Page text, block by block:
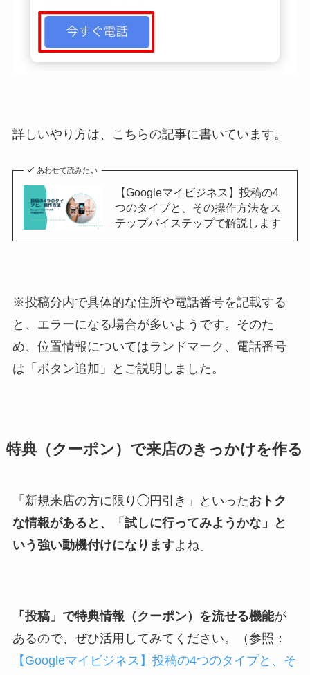
詳しいやり方は、こちらの記事に書いています。
あわせて読みたい
【Googleマイビジネス】投稿の4
つのタイプと、その操作方法をス
テップバイステップで解説します
※投稿分内で具体的な住所や電話番号を記載する
と、エラーになる場合が多いようです。そのた
め、位置情報についてはランドマーク、電話番号
は「ボタン追加」とご説明しました。
特典（クーポン）で来店のきっかけを作る
「新規来店の方に限り◯円引き」といったおトク
な情報があると、「試しに行ってみようかな」と
いう強い動機付けになりますよね。
「投稿」で特典情報（クーポン）を流せる機能が
あるので、ぜひ活用してみてください。（参照：
【Googleマイビジネス】投稿の4つのタイプと、そ